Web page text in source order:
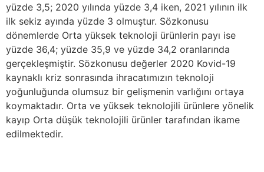
yüzde 3,5; 2020 yılında yüzde 3,4 iken, 2021 yılının ilk
ilk sekiz ayında yüzde 3 olmuştur. Sözkonusu
dönemlerde Orta yüksek teknoloji ürünlerin payı ise
yüzde 36,4; yüzde 35,9 ve yüzde 34,2 oranlarında
gerçekleşmiştir. Sözkonusu değerler 2020 Kovid-19
kaynaklı kriz sonrasında ihracatımızın teknoloji
yoğunluğunda olumsuz bir gelişmenin varlığını ortaya
koymaktadır. Orta ve yüksek teknolojili ürünlere yönelik
kayıp Orta düşük teknolojili ürünler tarafından ikame
edilmektedir.